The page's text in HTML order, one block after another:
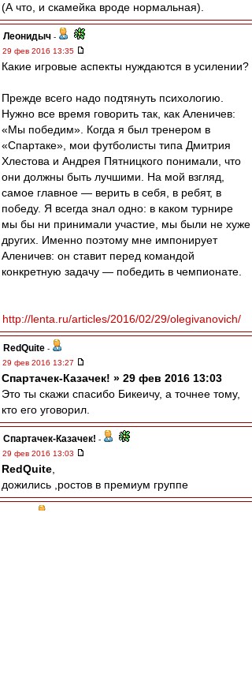
(А что, и скамейка вроде нормальная).
Леонидыч -
29 фев 2016 13:35
Какие игровые аспекты нуждаются в усилении?
Прежде всего надо подтянуть психологию.
Нужно все время говорить так, как Аленичев:
«Мы победим». Когда я был тренером в
«Спартаке», мои футболисты типа Дмитрия
Хлестова и Андрея Пятницкого понимали, что
они должны быть лучшими. На мой взгляд,
самое главное — верить в себя, в ребят, в
победу. Я всегда знал одно: в каком турнире
мы бы ни принимали участие, мы были не хуже
других. Именно поэтому мне импонирует
Аленичев: он ставит перед командой
конкретную задачу — победить в чемпионате.
http://lenta.ru/articles/2016/02/29/olegivanovich/
RedQuite -
29 фев 2016 13:27
Спартачек-Казачек! » 29 фев 2016 13:03
Это ты скажи спасибо Бикеичу, а точнее тому,
кто его уговорил.
Спартачек-Казачек! -
29 фев 2016 13:03
RedQuite
дожились ,ростов в премиум группе